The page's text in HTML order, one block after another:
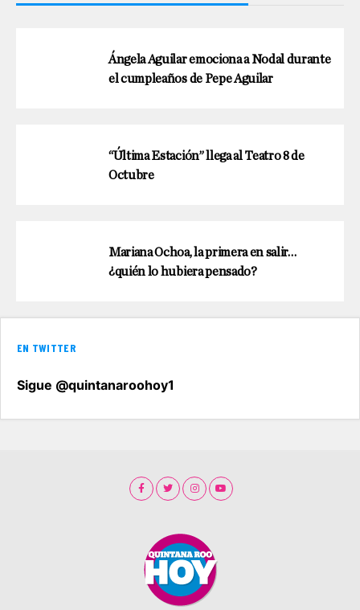
Ángela Aguilar emociona a Nodal durante
el cumpleaños de Pepe Aguilar
“Última Estación” llega al Teatro 8 de
Octubre
Mariana Ochoa, la primera en salir…
¿quién lo hubiera pensado?
EN TWITTER
Sigue @quintanaroohoy1